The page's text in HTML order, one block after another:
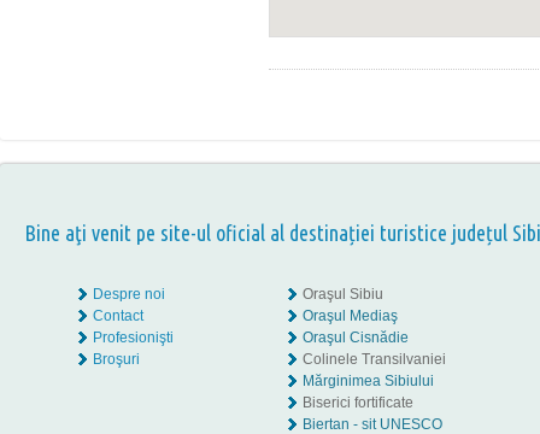
Bine aţi venit pe site-ul oficial al destinației turistice județul
Despre noi
Contact
Profesionişti
Broşuri
Oraşul Sibiu
Oraşul Mediaş
Oraşul Cisnădie
Colinele Transilvaniei
Mărginimea Sibiului
Biserici fortificate
Biertan - sit UNESCO